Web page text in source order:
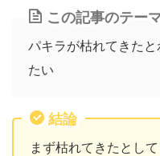
この記事のテー
パキラが枯れてきた
たい
結論
まず枯れてきたとし